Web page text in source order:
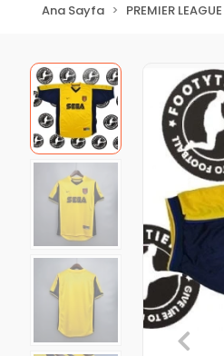
Ana Sayfa PREMIER LEAGUE